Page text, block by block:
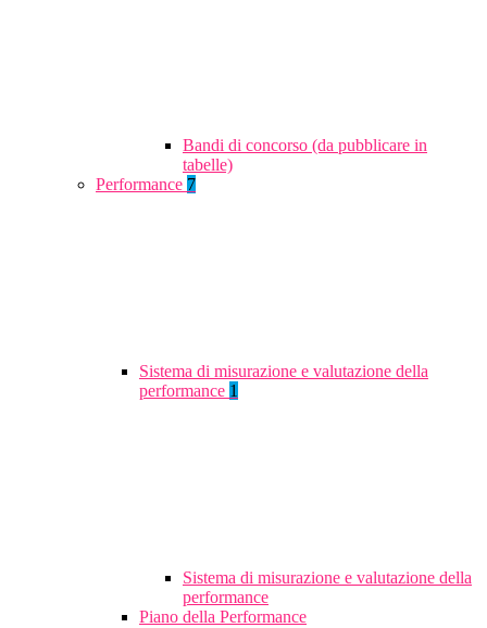
Bandi di concorso (da pubblicare in
tabelle)
Performance 7
Sistema di misurazione e valutazione della
performance 1
Sistema di misurazione e valutazione della
performance
Piano della Performance